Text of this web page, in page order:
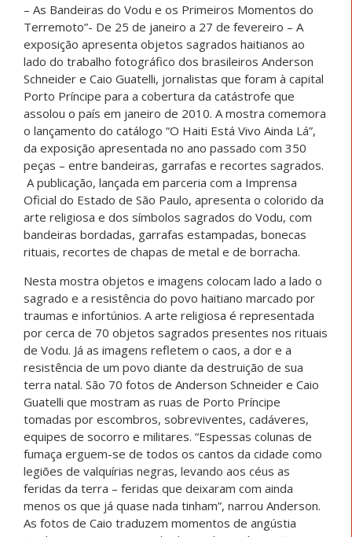
– As Bandeiras do Vodu e os Primeiros Momentos do
Terremoto”- De 25 de janeiro a 27 de fevereiro – A
exposição apresenta objetos sagrados haitianos ao
lado do trabalho fotográfico dos brasileiros Anderson
Schneider e Caio Guatelli, jornalistas que foram à capital
Porto Príncipe para a cobertura da catástrofe que
assolou o país em janeiro de 2010. A mostra comemora
o lançamento do catálogo “O Haiti Está Vivo Ainda Lá”,
da exposição apresentada no ano passado com 350
peças – entre bandeiras, garrafas e recortes sagrados.
A publicação, lançada em parceria com a Imprensa
Oficial do Estado de São Paulo, apresenta o colorido da
arte religiosa e dos símbolos sagrados do Vodu, com
bandeiras bordadas, garrafas estampadas, bonecas
rituais, recortes de chapas de metal e de borracha.
Nesta mostra objetos e imagens colocam lado a lado o
sagrado e a resistência do povo haitiano marcado por
traumas e infortúnios. A arte religiosa é representada
por cerca de 70 objetos sagrados presentes nos rituais
de Vodu. Já as imagens refletem o caos, a dor e a
resistência de um povo diante da destruição de sua
terra natal. São 70 fotos de Anderson Schneider e Caio
Guatelli que mostram as ruas de Porto Príncipe
tomadas por escombros, sobreviventes, cadáveres,
equipes de socorro e militares. “Espessas colunas de
fumaça erguem-se de todos os cantos da cidade como
legiões de valquírias negras, levando aos céus as
feridas da terra – feridas que deixaram com ainda
menos os que já quase nada tinham”, narrou Anderson.
As fotos de Caio traduzem momentos de angústia